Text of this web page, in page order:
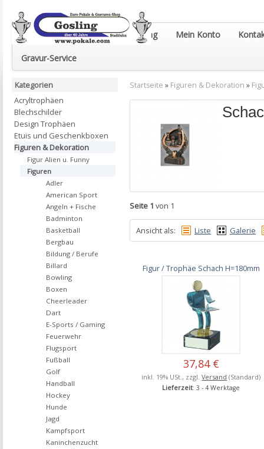
Euro-Pokale & Gravur-Shop Gosling Mein Konto
Gravur-Service
Startseite » Figuren & Dekoration »
Seite 1 von 1
Ansicht als: Liste Galerie
Figur / Trophäe Schach H=180mm
37,84 €
inkl. 19% USt., zzgl.Versand (Standard)
Lieferzeit: 3 - 4 Werktage
Kategorien
Acryltrophäen
Blechschilder
Design Trophäen
Etuis und Geschenkboxen
Figuren & Dekoration
Figur Alien u. Funny
Figuren
Adler
American Sport
Angeln + Fische
Badminton
Basketball
Bergbau
Bildung / Berufe
Billard
Bowling
Boxen
Cheerleader
Dart
E-Sports / Gaming
Feuerwehr
Flugsport
Fußball
Golf
Handball
Hockey
Hunde
Jagd
Kampfsport
Kaninchenzucht